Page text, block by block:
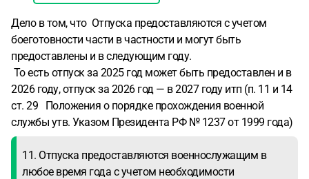
Дело в том, что Отпуска предоставляются с учетом
боеготовности части в частности и могут быть
предоставлены и в следующим году.
То есть отпуск за 2025 год может быть предоставлен и в
2026 году, отпуск за 2026 год — в 2027 году итп (п. 11 и 14
ст. 29 Положения о порядке прохождения военной
службы утв. Указом Президента РФ № 1237 от 1999 года)
11. Отпуска предоставляются военнослужащим в
любое время года с учетом необходимости